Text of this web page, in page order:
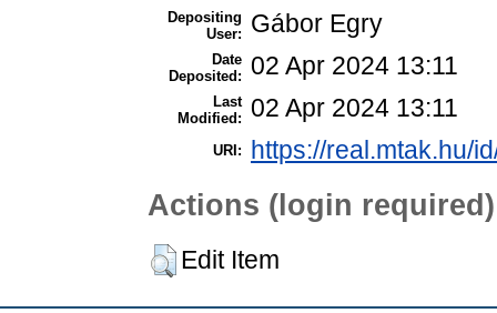
Depositing
User:
Gábor Egry
Date
Deposited:
02 Apr 2024 13:11
Last
Modified:
02 Apr 2024 13:11
URI: https://real.mtak.hu/
Actions (login required)
Edit Item